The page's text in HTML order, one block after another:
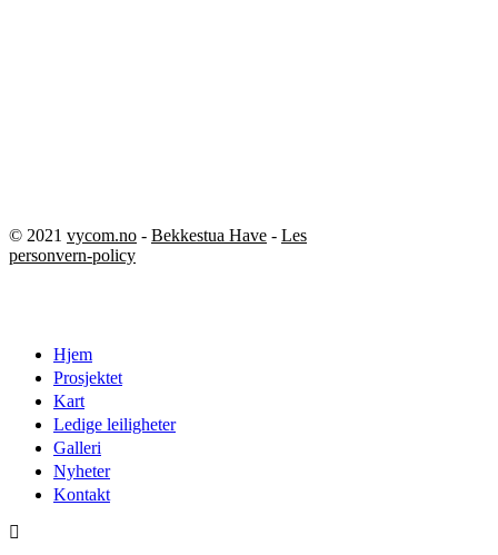
© 2021 vycom.no - Bekkestua Have - Les
personvern-policy
Close
Menu
Hjem
Prosjektet
Kart
Ledige leiligheter
Galleri
Nyheter
Kontakt